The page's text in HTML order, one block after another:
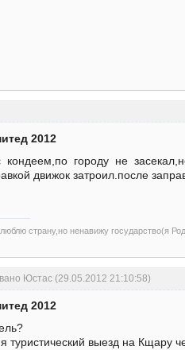
2012
городу не
движок затроил.после
страну,но ненавижу государство(я
Юстас (29.05.2012 21:10:58)
2012
выезд на Кщару